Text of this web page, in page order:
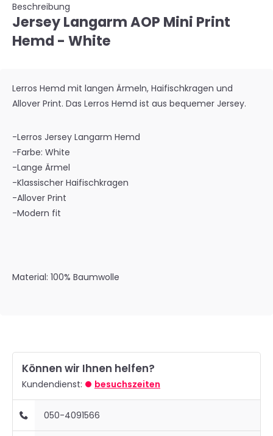
Beschreibung
Jersey Langarm AOP Mini Print
Hemd - White
Lerros Hemd mit langen Ärmeln, Haifischkragen und
Allover Print. Das Lerros Hemd ist aus bequemer Jersey.
-Lerros Jersey Langarm Hemd
-Farbe: White
-Lange Ärmel
-Klassischer Haifischkragen
-Allover Print
-Modern fit
Material: 100% Baumwolle
Können wir Ihnen helfen?
Kundendienst: besuchszeiten
050-4091566